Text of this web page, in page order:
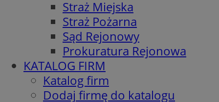
Straż Miejska
Straż Pożarna
Sąd Rejonowy
Prokuratura Rejonowa
KATALOG FIRM
Katalog firm
Dodaj firmę do katalogu